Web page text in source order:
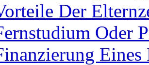
Der
Oder
Eines